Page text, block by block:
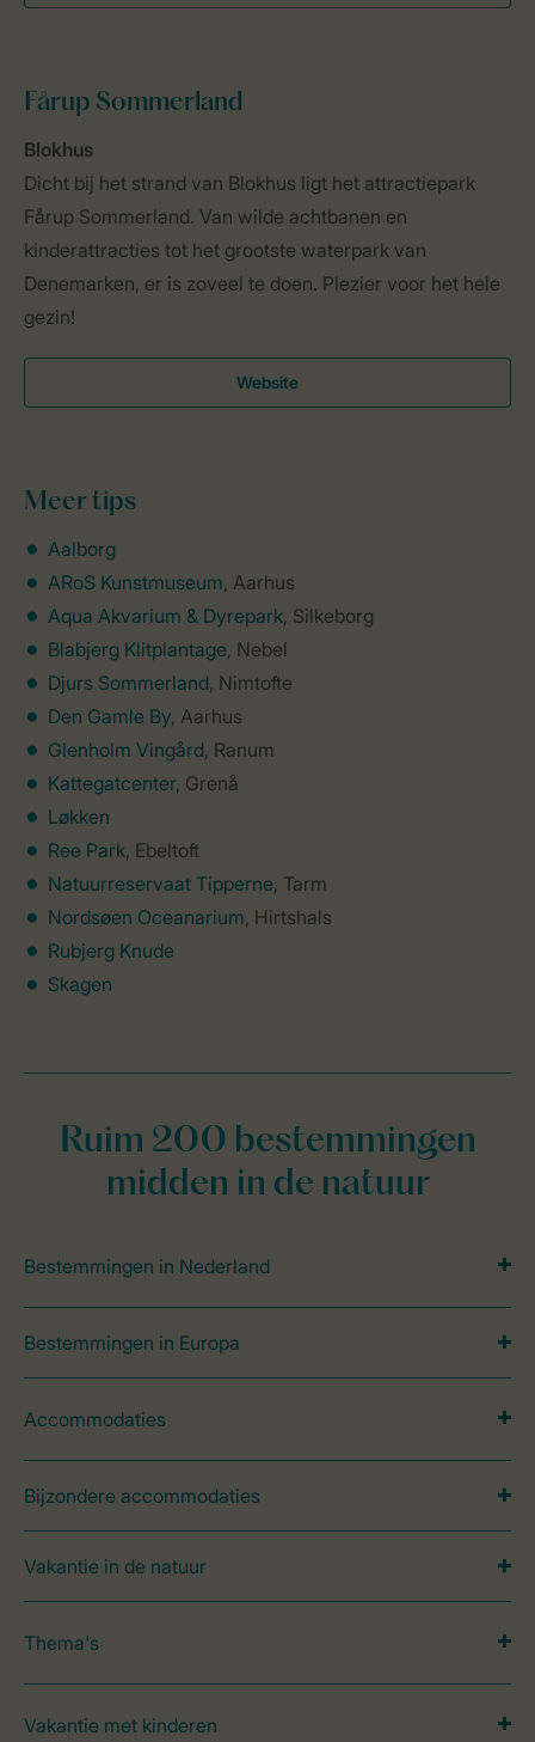
Fårup Sommerland
Blokhus
Dicht bij het strand van Blokhus ligt het attractiepark
Fårup Sommerland. Van wilde achtbanen en
kinderattracties tot het grootste waterpark van
Denemarken, er is zoveel te doen. Plezier voor het hele
gezin!
Website
Meertips
Aalborg
ARoS Kunstmuseum, Aarhus
Aqua Akvarium & Dyrepark, Silkeborg
Blabjerg Klitplantage, Nebel
Djurs Sommerland, Nimtofte
Den Gamle By, Aarhus
Glenholm Vingård, Ranum
Kattegatcenter, Grenå
Løkken
Ree Park, Ebeltoft
Natuurreservaat Tipperne, Tarm
Nordsøen Oceanarium, Hirtshals
Rubjerg Knude
Skagen
Ruim 200 bestemmingen
midden in de natuur
Bestemmingen in Nederland
Bestemmingen in Europa
Accommodaties
Bijzondere accommodaties
Vakantie in de natuur
Thema's
Vakantie met kinderen